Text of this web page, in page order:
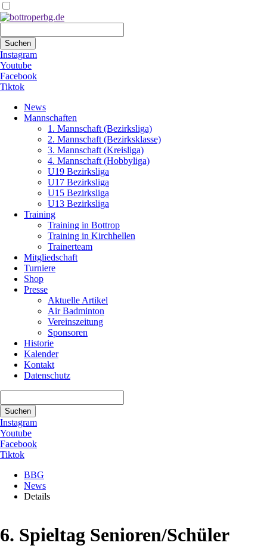
Suchen
Instagram
Youtube
Facebook
Tiktok
überspringen
News
Mannschaften
1. Mannschaft (Bezirksliga)
2. Mannschaft (Bezirksklasse)
3. Mannschaft (Kreisliga)
4. Mannschaft (Hobbyliga)
U19 Bezirksliga
U17 Bezirksliga
U15 Bezirksliga
U13 Bezirksliga
Training
Training in Bottrop
Training in Kirchhellen
Trainerteam
Mitgliedschaft
Turniere
Shop
Presse
Aktuelle Artikel
Air Badminton
Vereinszeitung
Sponsoren
Historie
Kalender
Kontakt
Datenschutz
Suchen
Instagram
Youtube
Facebook
Tiktok
BBG
News
Details
6. Spieltag Senioren/Schüler